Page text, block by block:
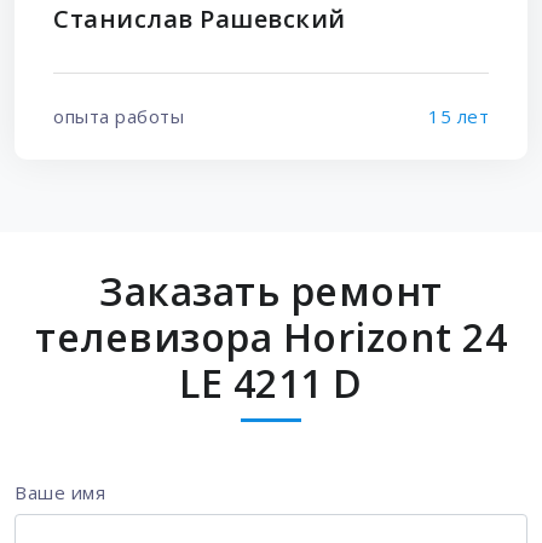
Станислав Рашевский
опыта работы 15 лет
Заказать ремонт
телевизора Horizont 24
LE 4211 D
Ваше имя